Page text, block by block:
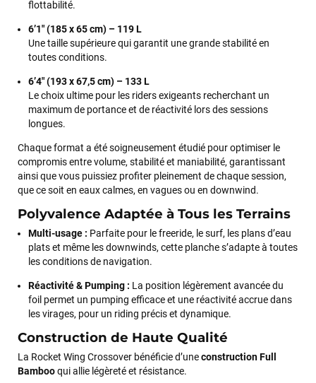
flottabilité.
6’1" (185 x 65 cm) – 119 L
Une taille supérieure qui garantit une grande stabilité en
toutes conditions.
6’4" (193 x 67,5 cm) – 133 L
Le choix ultime pour les riders exigeants recherchant un
maximum de portance et de réactivité lors des sessions
longues.
Chaque format a été soigneusement étudié pour optimiser le
compromis entre volume, stabilité et maniabilité, garantissant
ainsi que vous puissiez profiter pleinement de chaque session,
que ce soit en eaux calmes, en vagues ou en downwind.
Polyvalence Adaptée à Tous les Terrains
Multi-usage : Parfaite pour le freeride, le surf, les plans d’eau
plats et même les downwinds, cette planche s’adapte à toutes
les conditions de navigation.
Réactivité & Pumping : La position légèrement avancée du
foil permet un pumping efficace et une réactivité accrue dans
les virages, pour un riding précis et dynamique.
Construction de Haute Qualité
La Rocket Wing Crossover bénéficie d’uneconstruction Full
Bambooqui allie légèreté et résistance.
Frédéric sternheim
il y a 2 semaines
qualité : c'est toujours un plaisir!
Sébastien BACHELIER
Cela faisait 6 mois que je galérais à remplacer ma board eux
m'ont trouvé une pépite à laquelle je n'aurais jamais pensé !
Excellent conseil excellent prix et en plus super sympas. Merci
encore pour cette severne dyno !
Maronui RICHMOND
il y a 2 mois
J'ai acheté une voile d'occasion depuis Tahiti. Super service.
Mauruuru roa.
VOIR TOUS LES AVIS
LAISSER UN AVIS